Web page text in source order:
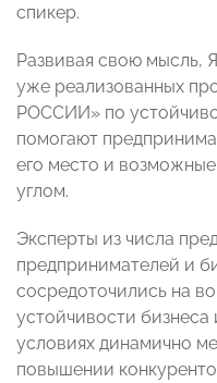
спикер.
Развивая свою мысль,
уже реализованных
РОССИИ» по
помогают
его место и
углом.
Эксперты из числа
предпринимателей и
сосредоточились на
устойчивости бизнеса
условиях динамично
повышении